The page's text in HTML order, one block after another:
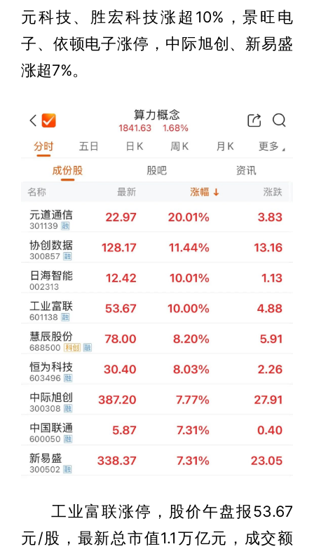
元科技、胜宏科技涨超10%，景旺电
子、依顿电子涨停，中际旭创、新易盛
涨超7%。
工业富联涨停，股价午盘报53.67
元/股，最新总市值1.1万亿元，成交额